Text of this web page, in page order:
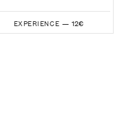
EXPERIENCE — 12€